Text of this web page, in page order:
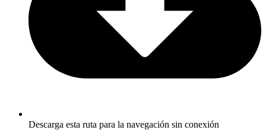
Descarga esta ruta para la navegación sin conexión